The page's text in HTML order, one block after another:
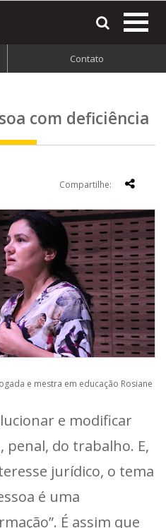
Contato
com deficiência
Compartilhe:
e mestra em educação Rosiane
e modificar
penal, do trabalho. E,
jurídico, o tema
é uma
É assim que